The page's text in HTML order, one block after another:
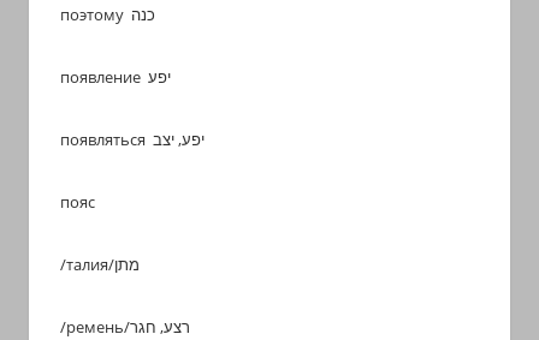
поэтому כנה
появление יפע
появляться יפע, יצב
пояс
/талия/מתן
/ремень/רצע, חגר